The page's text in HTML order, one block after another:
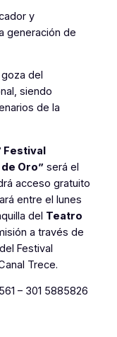
y
generación de
del
siendo
de la
Festival
Oro” será el
acceso gratuito
entre el lunes
del Teatro
a través de
Festival
Trece.
– 301 5885826